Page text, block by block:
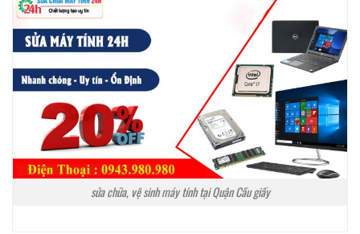
sửa chữa, vệ sinh máy tính tại Quận Cầu giấy